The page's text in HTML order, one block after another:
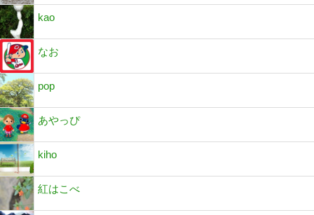
kao
なお
pop
あやっぴ
kiho
紅はこべ